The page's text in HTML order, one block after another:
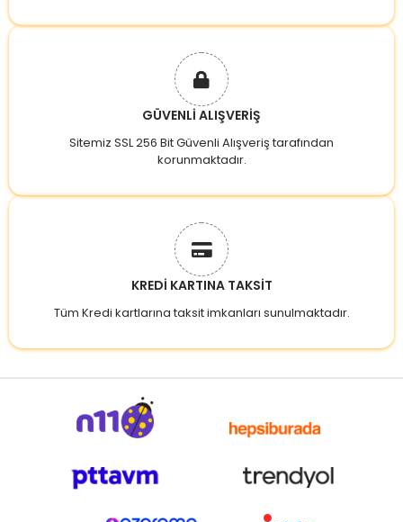
GÜVENLİ ALIŞVERİŞ
Sitemiz SSL 256 Bit Güvenli Alışveriş tarafından
korunmaktadır.
KREDİ KARTINA TAKSİT
Tüm Kredi kartlarına taksit imkanları sunulmaktadır.